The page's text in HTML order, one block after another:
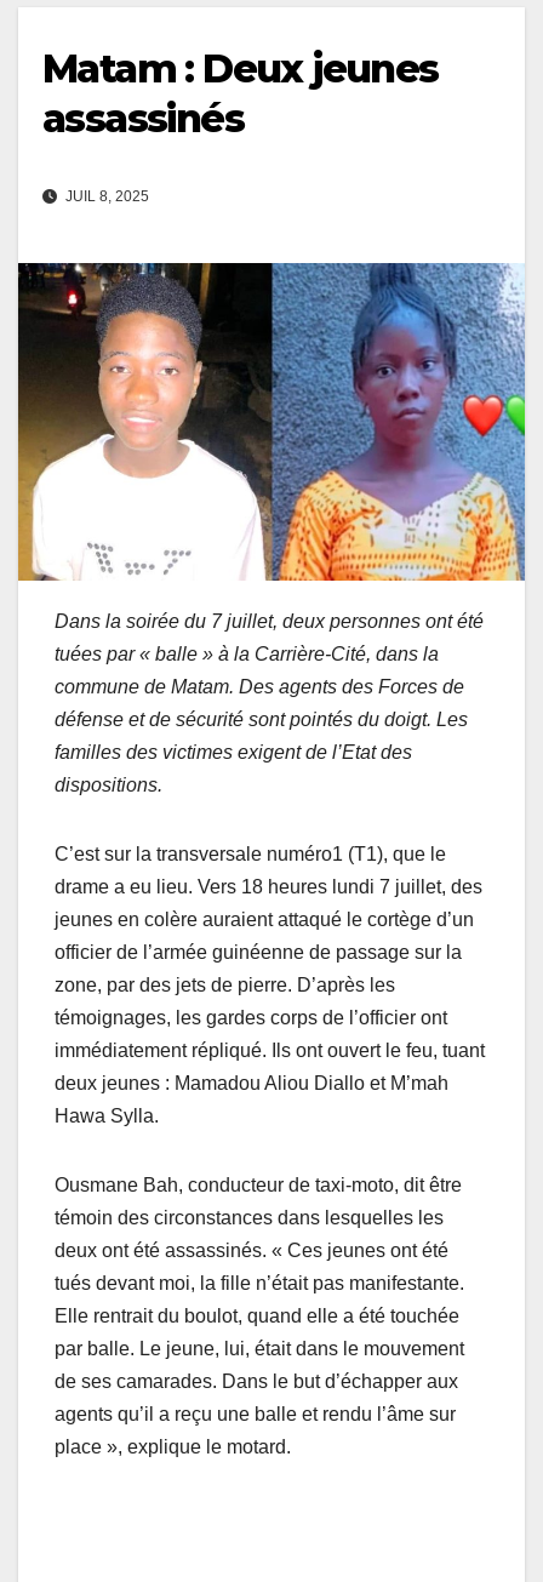
Matam : Deux jeunes
assassinés
JUIL 8, 2025
Dans la soirée du 7 juillet, deux personnes ont été
tuées par« balle » à la Carrière-Cité, dans la
commune de Matam. Des agents des Forces de
défense et de sécurité sont pointés du doigt. Les
familles des victimes exigent de l’Etat des
dispositions.
C’est sur la transversale numéro1 (T1), que le
drame a eu lieu. Vers 18 heures lundi 7 juillet, des
jeunes en colère auraient attaqué le cortège d’un
officier de l’armée guinéenne de passage sur la
zone, par des jets de pierre. D’après les
témoignages, les gardes corps de l’officier ont
immédiatement répliqué. Ils ont ouvert le feu, tuant
deux jeunes : Mamadou Aliou Diallo et M’mah
Hawa Sylla.
Ousmane Bah, conducteur de taxi-moto, dit être
témoin des circonstances dans lesquelles les
deux ont été assassinés. « Ces jeunes ont été
tués devant moi, la fille n’était pas manifestante.
Elle rentrait du boulot, quand elle a été touchée
par balle. Le jeune, lui, était dans le mouvement
de ses camarades. Dans le but d’échapper aux
agents qu’il a reçu une balle et rendu l’âme sur
place », explique le motard.